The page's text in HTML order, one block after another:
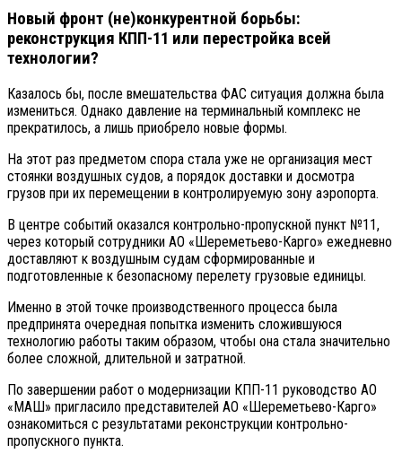
Новый фронт (не)конкурентной борьбы:
реконструкция КПП-11 или перестройка всей
технологии?
Казалось бы, после вмешательства ФАС ситуация должна была
измениться. Однако давление на терминальный комплекс не
прекратилось, а лишь приобрело новые формы.
На этот раз предметом спора стала уже не организация мест
стоянки воздушных судов, а порядок доставки и досмотра
грузов при их перемещении в контролируемую зону аэропорта.
В центре событий оказался контрольно-пропускной пункт №11,
через который сотрудники АО «Шереметьево-Карго» ежедневно
доставляют к воздушным судам сформированные и
подготовленные к безопасному перелету грузовые единицы.
Именно в этой точке производственного процесса была
предпринята очередная попытка изменить сложившуюся
технологию работы таким образом, чтобы она стала значительно
более сложной, длительной и затратной.
По завершении работ о модернизации КПП-11 руководство АО
«МАШ» пригласило представителей АО «Шереметьево-Карго»
ознакомиться с результатами реконструкции контрольно-
пропускного пункта.